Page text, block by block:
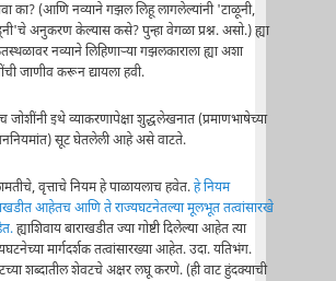
का? (आणि नव्याने गझल लिहू लागलेल्यांनी 'टाळूनी,
अनुकरण केल्यास कसे? पुन्हा वेगळा प्रश्न. असो.) ह्या
नव्याने लिहिणाऱ्या गझलकाराला ह्या अशा
जाणीव करून द्यायला हवी.
जोशींनी इथे व्याकरणापेक्षा शुद्धलेखनात (प्रमाणभाषेच्या
सूट घेतलेली आहे असे वाटते.
वृत्ताचे नियम हे पाळायलाच हवेत.हे नियम
आहेतच आणि ते राज्यघटनेतल्या मूलभूत तत्वांसारखे
ह्याशिवाय बाराखडीत ज्या गोष्टी दिलेल्या आहेत त्या
मार्गदर्शक तत्वांसारख्या आहेत. उदा. यतिभंग.
शब्दातील शेवटचे अक्षर लघू करणे. (ही वाट हुंदक्याची